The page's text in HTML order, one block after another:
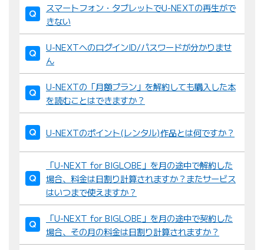
スマートフォン・タブレットでU-NEXTの再生がで
きない
U-NEXTへのログインID/パスワードが分かりませ
ん
U-NEXTの「月額プラン」を解約しても購入した本
を読むことはできますか？
U-NEXTのポイント(レンタル)作品とは何ですか？
「U-NEXT for BIGLOBE」を月の途中で解約した
場合、料金は日割り計算されますか？またサービス
はいつまで使えますか？
「U-NEXT for BIGLOBE」を月の途中で契約した
場合、その月の料金は日割り計算されますか？